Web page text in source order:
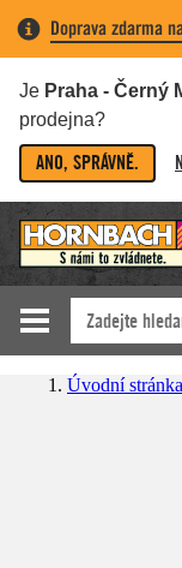
Doprava zdarma
Je Praha - Černý
prodejna?
ANO, SPRÁVNĚ.
Úvodní stránka